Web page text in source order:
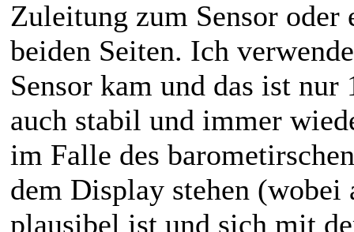
Zuleitung zum Sensor
beiden Seiten. Ich
Sensor kam und das ist
auch stabil und immer
im Falle des
dem Display stehen
plausibel ist und sich mit